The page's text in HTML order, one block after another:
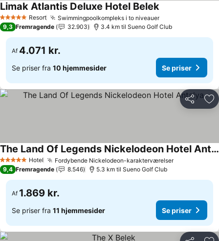
5 Stjerner Resort Swimmingpoolkompleks i to niveauerSe priser
Limak Atlantis Deluxe Hotel BelekSe priser
9,3 Fremragende 32.903 3.4 km til Sueno Golf Club
Af 4.071 kr.
Se priser fra 10 hjemmesider Se priser
Del
5 Stjerner Hotel Fordybende Nickelodeon-karakterværelserSe priser
The Land Of Legends Nickelodeon Hotel Antalya
Se priser
9,4 Fremragende 8.546 5.3 km til Sueno Golf Club
Af 1.869 kr.
Se priser fra 11 hjemmesider Se priser